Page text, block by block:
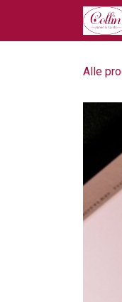
Overslaan naar inhoud
Alle